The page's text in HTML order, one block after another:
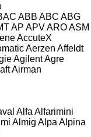
ABB ABC ABG
AP APVAROASM
AccuteX
Aerzen Affeldt
AgilentAgre
Airman
Alfa Alfarimini
Almig Alpa Alpina